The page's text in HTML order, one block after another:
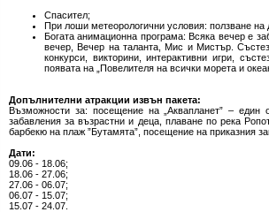
Спасител;
При лоши метеорологични условия: ползване на
Богата анимационна програма: Всяка вечер е
вечер, Вечер на таланта, Мис и Мистър.
конкурси, викторини, интерактивни игри,
появата на „Повелителя на всички морета и
Допълнителни атракции извън пакета:
Възможности за: посещение на „Аквапланет” –
забавления за възрастни и деца, плаване по река
барбекю на плаж ”Бутамята”, посещение на приказния
Дати:
09.06 - 18.06;
18.06 - 27.06;
27.06 - 06.07;
06.07 - 15.07;
15.07 - 24.07.